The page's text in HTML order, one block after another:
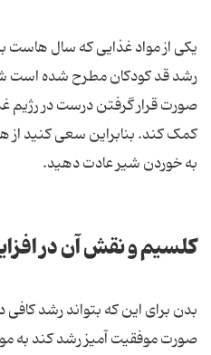
یکی از مواد غذایی که سال هاست
رشد قد کودکان مطرح شده است
صورت قرار گرفتن درست در رژیم
کمک کند. بنابراین سعی کنید از
به خوردن شیر عادت دهید.
کلسیم و نقش آن در
بدن برای این که بتواند رشد
صورت موفقیت آمیز رشد کند به